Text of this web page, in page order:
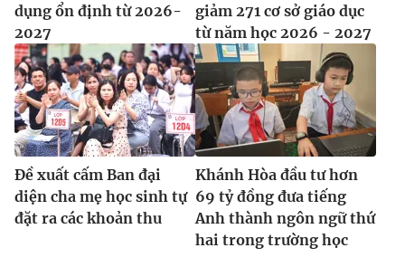
dụng ổn định từ 2026-
2027
giảm 271 cơ sở giáo dục
từ năm học 2026 - 2027
Đề xuất cấm Ban đại
diện cha mẹ học sinh tự
đặt ra các khoản thu
Khánh Hòa đầu tư hơn
69 tỷ đồng đưa tiếng
Anh thành ngôn ngữ thứ
hai trong trường học